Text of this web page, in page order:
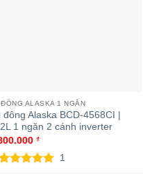
ĐÔNG ALASKA 1 NGĂN
đông Alaska BCD-4568CI |
1 ngăn 2 cánh inverter
₫
1